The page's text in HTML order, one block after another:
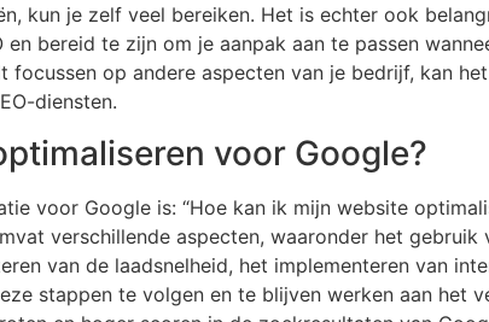
kun je zelf veel bereiken. Het is echter ook
bereid te zijn om je aanpak aan te passen
op andere aspecten van je bedrijf, kan
diensten.
voor Google?
voor Google is: “Hoe kan ik mijn website
verschillende aspecten, waaronder het gebruik
van de laadsnelheid, het implementeren van
stappen te volgen en te blijven werken aan het